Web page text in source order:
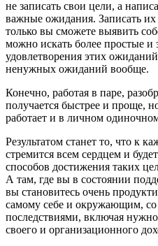
не записать свои цели, а
важные ожидания. Записать
только вы сможете выявить
можно искать более простые
удовлетворения этих
ненужных ожиданий вообще.
Конечно, работая в паре,
получается быстрее и проще,
работает и в личном
Результатом станет то, что к
стремится всем сердцем и
способов достижения таких
А там, где вы в состоянии
вы становитесь очень
самому себе и окружающим,
последствиями, включая
своего и организационного